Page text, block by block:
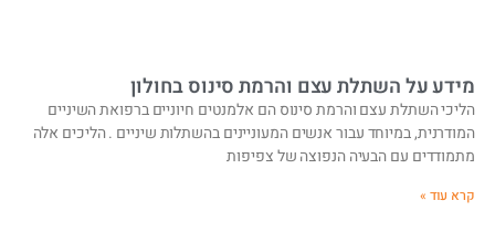
מידע על השתלת עצם והרמת סינוס בחולון
הליכי השתלת עצם והרמת סינוס הם אלמנטים חיוניים ברפואת השיניים
המודרנית, במיוחד עבור אנשים המעוניינים בהשתלות שיניים . הליכים אלה
מתמודדים עם הבעיה הנפוצה של צפיפות
קרא עוד »